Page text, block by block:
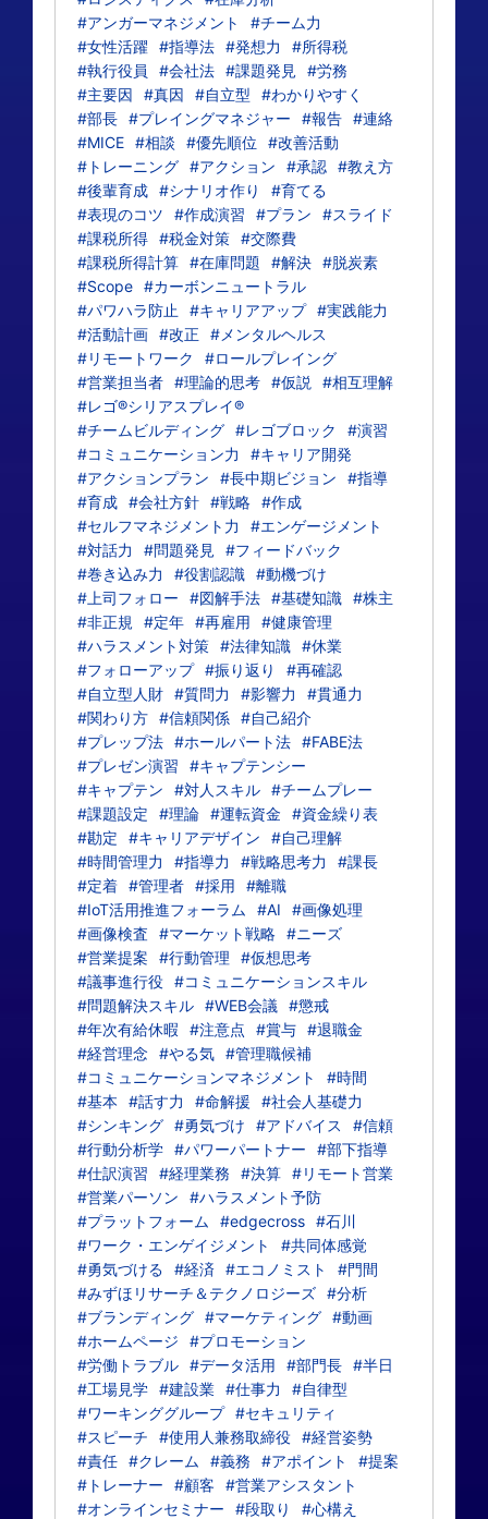
#アンガーマネジメント
#チーム力
#女性活躍 #指導法 #発想力
#所得税
#執行役員
#会社法 #課題発見
#労務
#主要因
#真因 #自立型
#わかりやすく
#部長 #プレイングマネジャー #報告 #連絡
#MICE #相談 #優先順位
#改善活動
#トレーニング #アクション #承認 #教え方
#後輩育成 #シナリオ作り
#育てる
#表現のコツ
#作成演習 #プラン
#スライド
#課税所得 #税金対策 #交際費
#課税所得計算 #在庫問題 #解決 #脱炭素
#Scope #カーボンニュートラル
#パワハラ防止
#キャリアアップ #実践能力
#活動計画 #改正
#メンタルヘルス
#リモートワーク
#ロールプレイング
#営業担当者 #理論的思考 #仮説
#相互理解
#レゴ®シリアスプレイ®
#チームビルディング #レゴブロック
#演習
#コミュニケーション力
#キャリア開発
#アクションプラン
#長中期ビジョン
#指導
#育成 #会社方針 #戦略 #作成
#セルフマネジメント力
#エンゲージメント
#対話力
#問題発見
#フィードバック
#巻き込み力
#役割認識 #動機づけ
#上司フォロー
#図解手法 #基礎知識 #株主
#非正規
#定年 #再雇用
#健康管理
#ハラスメント対策 #法律知識 #休業
#フォローアップ #振り返り
#再確認
#自立型人財 #質問力 #影響力
#貫通力
#関わり方 #信頼関係 #自己紹介
#プレップ法 #ホールパート法 #FABE法
#プレゼン演習
#キャプテンシー
#キャプテン
#対人スキル #チームプレー
#課題設定
#理論 #運転資金
#資金繰り表
#勘定
#キャリアデザイン
#自己理解
#時間管理力
#指導力 #戦略思考力
#課長
#定着 #管理者 #採用
#離職
#IoT活用推進フォーラム
#AI
#画像処理
#画像検査
#マーケット戦略 #ニーズ
#営業提案
#行動管理
#仮想思考
#議事進行役 #コミュニケーションスキル
#問題解決スキル #WEB会議
#懲戒
#年次有給休暇
#注意点 #賞与 #退職金
#経営理念 #やる気 #管理職候補
#コミュニケーションマネジメント
#時間
#基本
#話す力 #命解援
#社会人基礎力
#シンキング #勇気づけ #アドバイス
#信頼
#行動分析学 #パワーパートナー
#部下指導
#仕訳演習
#経理業務 #決算 #リモート営業
#営業パーソン
#ハラスメント予防
#プラットフォーム
#edgecross #石川
#ワーク・エンゲイジメント
#共同体感覚
#勇気づける
#経済 #エコノミスト
#門間
#みずほリサーチ＆テクノロジーズ #分析
#ブランディング #マーケティング #動画
#ホームページ
#プロモーション
#労働トラブル #データ活用 #部門長 #半日
#工場見学 #建設業 #仕事力
#自律型
#ワーキンググループ #セキュリティ
#スピーチ
#使用人兼務取締役 #経営姿勢
#責任 #クレーム #義務 #アポイント
#提案
#トレーナー
#顧客
#営業アシスタント
#オンラインセミナー
#段取り
#心構え